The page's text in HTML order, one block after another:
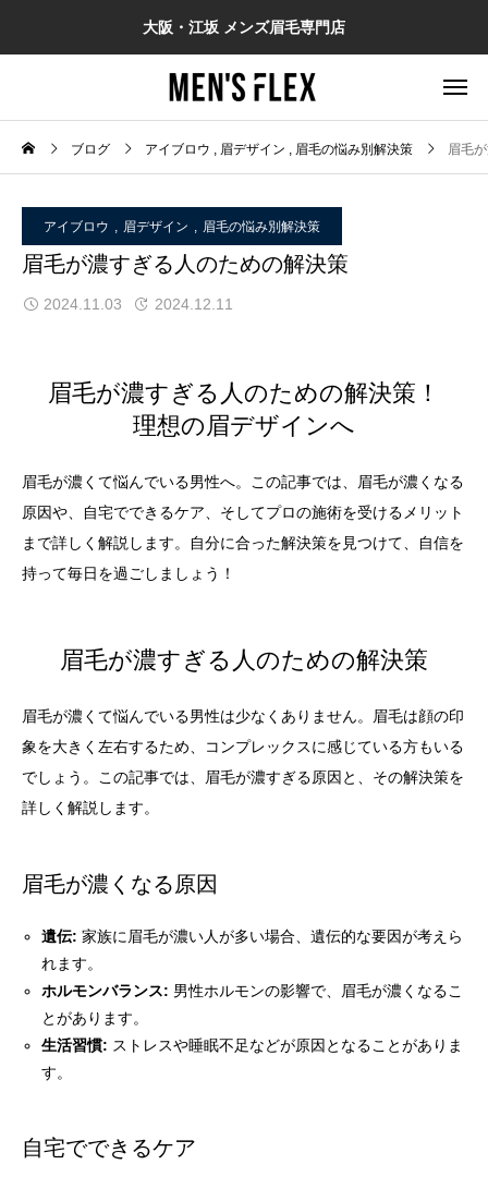
大阪・江坂 メンズ眉毛専門店
ブログ アイブロウ 眉デザイン 眉毛の悩み別解決策 眉毛
アイブロウ 眉デザイン 眉毛の悩み別解決策
眉毛が濃すぎる人のための解決策
2024.11.03 2024.12.11
眉毛が濃すぎる人のための解決策！
理想の眉デザインへ
眉毛が濃くて悩んでいる男性へ。この記事では、眉毛が濃くなる
原因や、自宅でできるケア、そしてプロの施術を受けるメリット
まで詳しく解説します。自分に合った解決策を見つけて、自信を
持って毎日を過ごしましょう！
眉毛が濃すぎる人のための解決策
眉毛が濃くて悩んでいる男性は少なくありません。眉毛は顔の印
象を大きく左右するため、コンプレックスに感じている方もいる
でしょう。この記事では、眉毛が濃すぎる原因と、その解決策を
詳しく解説します。
眉毛が濃くなる原因
遺伝: 家族に眉毛が濃い人が多い場合、遺伝的な要因が考えら
れます。
ホルモンバランス: 男性ホルモンの影響で、眉毛が濃くなるこ
とがあります。
生活習慣: ストレスや睡眠不足などが原因となることがありま
す。
自宅でできるケア